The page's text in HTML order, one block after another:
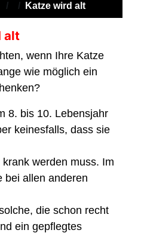
Katze wird alt
alt
wenn Ihre Katze
wie möglich ein
8. bis 10. Lebensjahr
keinesfalls, dass sie
werden muss. Im
bei allen anderen
die schon recht
ein gepflegtes